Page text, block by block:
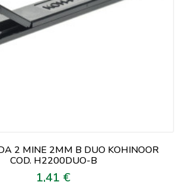
2 MINE 2MM B DUO KOHINOOR
COD. H2200DUO-B
Prezzo
1,41 €